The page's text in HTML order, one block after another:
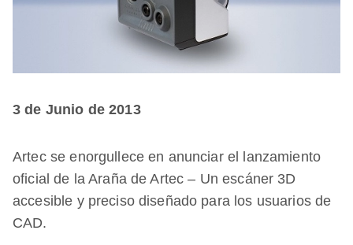
3 de Junio de 2013
Artec se enorgullece en anunciar el lanzamiento
oficial de la Araña de Artec – Un escáner 3D
accesible y preciso diseñado para los usuarios de
CAD.